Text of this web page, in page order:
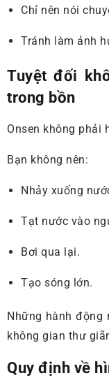
Chỉ nên nói
Tránh làm ảnh
Tuyệt đối
trong bồn
Onsen không phải
Bạn không nên:
Nhảy xuống
Tạt nước vào
Bơi qua lại.
Tạo sóng lớn.
Những hành
không gian thư
Quy định về